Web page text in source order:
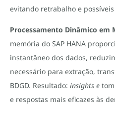
evitando retrabalho e possíveis
Processamento Dinâmico em
memória do SAP HANA
instantâneo dos dados,
necessário para extração,
BDGD. Resultado: insights e
e respostas mais eficazes às